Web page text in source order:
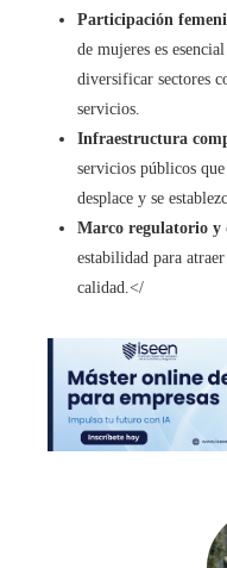
Participación
de mujeres es
diversificar sectores
servicios.
Infraestructura
servicios públicos
desplace y se
Marco regulatorio y
estabilidad para
calidad.</